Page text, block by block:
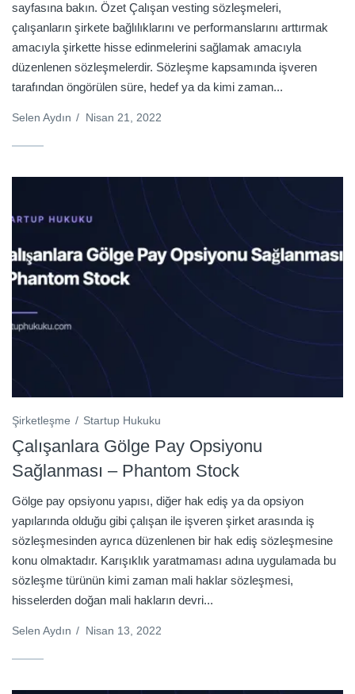
sayfasına bakın. Özet Çalışan vesting sözleşmeleri,
çalışanların şirkete bağlılıklarını ve performanslarını arttırmak
amacıyla şirkette hisse edinmelerini sağlamak amacıyla
düzenlenen sözleşmelerdir. Sözleşme kapsamında işveren
tarafından öngörülen süre, hedef ya da kimi zaman...
Selen Aydın / Nisan 21, 2022
Şirketleşme Startup Hukuku
Çalışanlara Gölge Pay Opsiyonu
Sağlanması – Phantom Stock
Gölge pay opsiyonu yapısı, diğer hak ediş ya da opsiyon
yapılarında olduğu gibi çalışan ile işveren şirket arasında iş
sözleşmesinden ayrıca düzenlenen bir hak ediş sözleşmesine
konu olmaktadır. Karışıklık yaratmaması adına uygulamada bu
sözleşme türünün kimi zaman mali haklar sözleşmesi,
hisselerden doğan mali hakların devri...
Selen Aydın / Nisan 13, 2022